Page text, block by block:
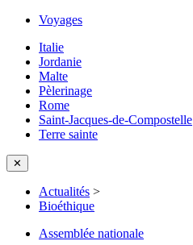
Voyages
Italie
Jordanie
Malte
Pèlerinage
Rome
Saint-Jacques-de-Compostelle
Terre sainte
✕
Actualités >
Bioéthique
Assemblée nationale